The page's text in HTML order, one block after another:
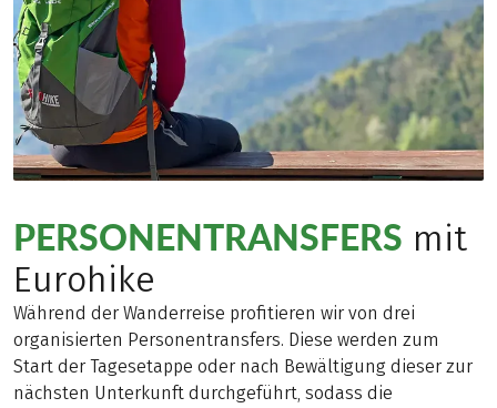
PERSONENTRANSFERS mit
Eurohike
Während der Wanderreise profitieren wir von drei
organisierten Personentransfers. Diese werden zum
Start der Tagesetappe oder nach Bewältigung dieser zur
nächsten Unterkunft durchgeführt, sodass die